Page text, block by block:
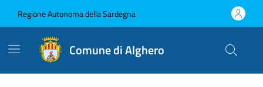
Regione Autonoma della Sardegna
Comune di Alghero